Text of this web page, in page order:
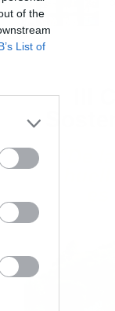
of the
List of